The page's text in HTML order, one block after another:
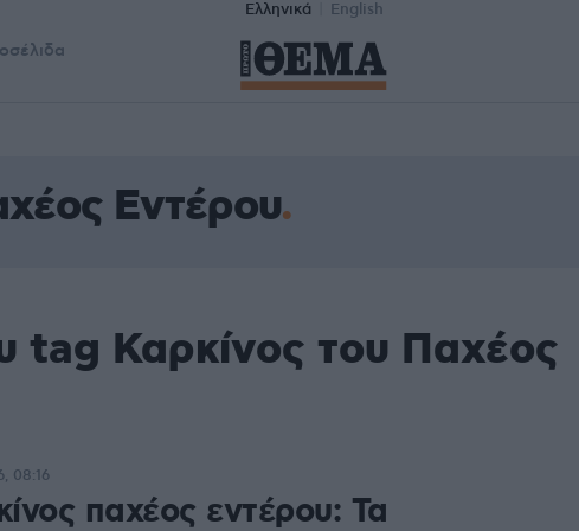
Ελληνικά English
Εντέρου
tag Καρκίνος του Παχέος
παχέος εντέρου: Τα
08:16